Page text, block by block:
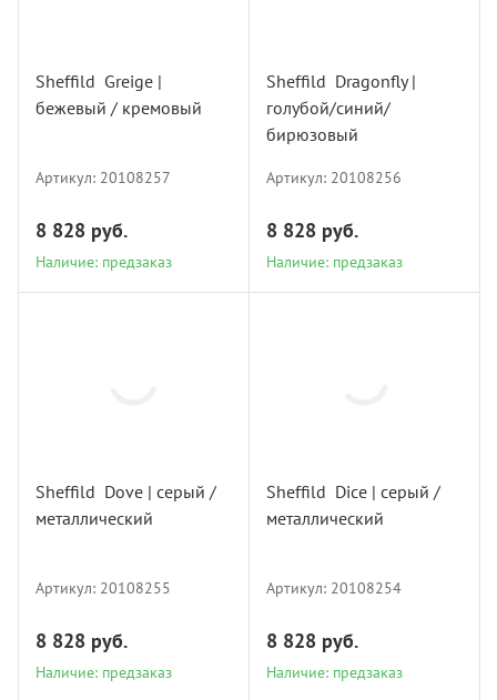
Sheffild Greige |
бежевый / кремовый
Артикул: 20108257
8 828 руб.
Наличие: предзаказ
Наличие: предзаказ
Sheffild Dragonfly |
голубой/синий/
бирюзовый
Артикул: 20108256
8 828 руб.
Наличие: предзаказ
Наличие: предзаказ
Sheffild Dove | серый /
металлический
Артикул: 20108255
8 828 руб.
Наличие: предзаказ
Наличие: предзаказ
Sheffild Dice | серый /
металлический
Артикул: 20108254
8 828 руб.
Наличие: предзаказ
Наличие: предзаказ